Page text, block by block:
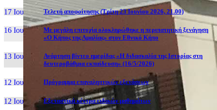
17 Ιουν, 26 Τελετή αποφοίτησης (Τρίτη 23 Ιουνίου 2026, 21.00)
16 Ιουν, 26
Με μεγάλη επιτυχία ολοκληρώθηκε η περιπατητική ξενάγηση
«Ο Κήπος της Αμαλίας» στον Εθνικό Κήπο
13 Ιουν, 26
Ανάρτηση βίντεο ημερίδας «Η διδασκαλία της Ιστορίας στη
δευτεροβάθμια εκπαίδευση» (16/5/2026)
12 Ιουν, 26 Πρόγραμμα επαναληπτικών εξετάσεων
12 Ιουν, 26 Εξεταστικά κέντρα ειδικών μαθημάτων